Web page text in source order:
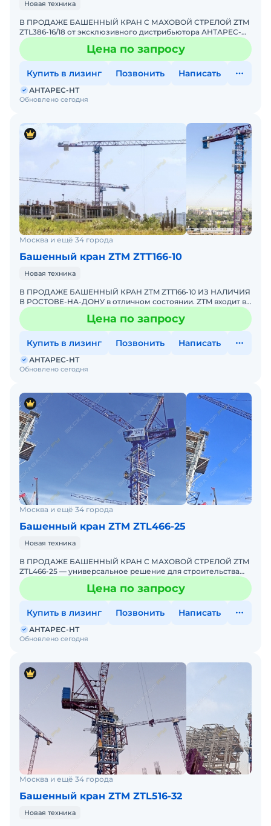
Новая техника
В ПРОДАЖЕ БАШЕННЫЙ КРАН С МАХОВОЙ СТРЕЛОЙ ZTM
ZTL386-16/18 от эксклюзивного дистрибьютора АНТАРЕС-
НТ. ZTM входит в ТОП-10 мировых производителей
башенных крановЦена по запросу
Купить в лизинг Позвонить Написать
Обновлено сегодня
АНТАРЕС-НТ
Москва и ещё 34 города
Башенный кран ZTM ZTT166-10
Новая техника
В ПРОДАЖЕ БАШЕННЫЙ КРАН ZTM ZTT166-10 ИЗ НАЛИЧИЯ
В РОСТОВЕ-НА-ДОНУ в отличном состоянии. ZTM входит в
ТОП-10 мировых производителей башенных кранов.
Башенный к
Цена по запросу
Купить в лизинг Позвонить Написать
Обновлено сегодня
АНТАРЕС-НТ
Москва и ещё 34 города
Башенный кран ZTM ZTL466-25
Новая техника
В ПРОДАЖЕ БАШЕННЫЙ КРАН С МАХОВОЙ СТРЕЛОЙ ZTM
ZTL466-25 — универсальное решение для строительства
объектов, требующих работы в стесненных условиях или
возможнос
Цена по запросу
Купить в лизинг Позвонить Написать
Обновлено сегодня
АНТАРЕС-НТ
Москва и ещё 34 города
Башенный кран ZTM ZTL516-32
Новая техника